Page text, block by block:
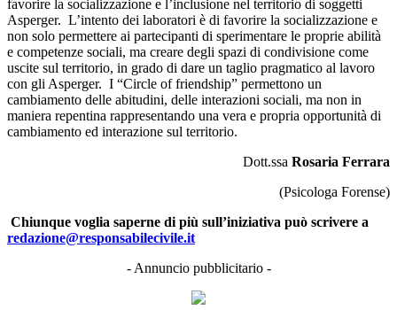
favorire la socializzazione e l’inclusione nel territorio di soggetti
Asperger. L’intento dei laboratori è di favorire la socializzazione e
non solo permettere ai partecipanti di sperimentare le proprie abilità
e competenze sociali, ma creare degli spazi di condivisione come
uscite sul territorio, in grado di dare un taglio pragmatico al lavoro
con gli Asperger. I “Circle of friendship” permettono un
cambiamento delle abitudini, delle interazioni sociali, ma non in
maniera repentina rappresentando una vera e propria opportunità di
cambiamento ed interazione sul territorio.
Dott.ssa Rosaria Ferrara
(Psicologa Forense)
Chiunque voglia saperne di più sull’iniziativa può scrivere a
redazione@responsabilecivile.it
- Annuncio pubblicitario -